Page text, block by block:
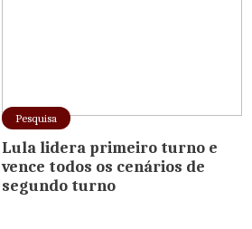
Pesquisa
Lula lidera primeiro turno e
vence todos os cenários de
segundo turno